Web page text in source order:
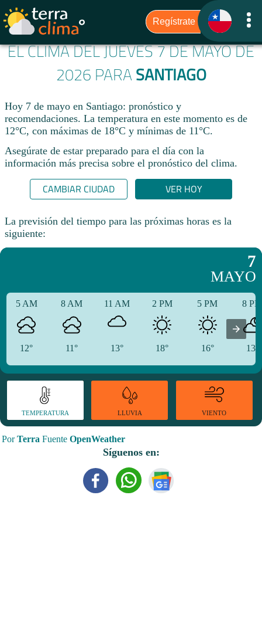
EL CLIMA DEL JUEVES 7 DE MAYO DE
2026 PARA SANTIAGO
Hoy 7 de mayo en Santiago: pronóstico y
recomendaciones. La temperatura en este momento es de
12°C, con máximas de 18°C y mínimas de 11°C.
Asegúrate de estar preparado para el día con la
información más precisa sobre el pronóstico del clima.
CAMBIAR CIUDAD VER HOY
La previsión del tiempo para las próximas horas es la
siguiente:
7
MAYO
5 AM
12°
8 AM
11°
11 AM
13°
2 PM
18°
5 PM
16°
8
13°
TEMPERATURA LLUVIA VIENTO
PorTerra Fuente OpenWeather
Síguenos en: